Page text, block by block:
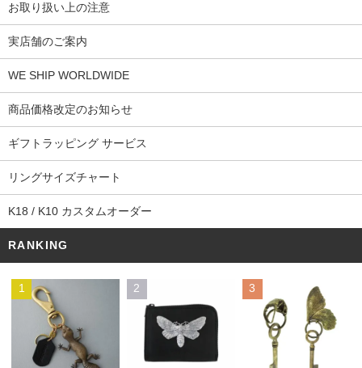
お取り扱い上の注意
実店舗のご案内
WE SHIP WORLDWIDE
商品価格改定のお知らせ
ギフトラッピング サービス
リングサイズチャート
K18 / K10 カスタムオーダー
RANKING
1 2 3